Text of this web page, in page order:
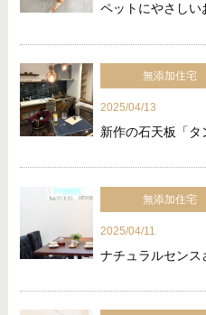
ペットにやさしい
無添加住宅
2025/04/13
新作の石天板「タ
無添加住宅
2025/04/11
ナチュラルセンス